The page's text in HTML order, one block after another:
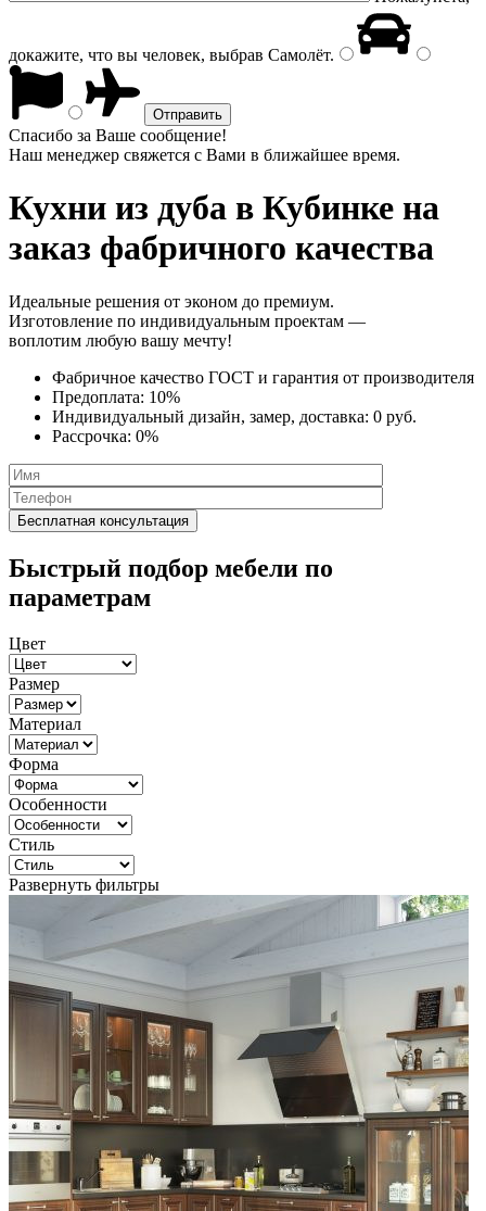
докажите, что вы человек, выбрав Самолёт.
Спасибо за Ваше сообщение!
Наш менеджер свяжется с Вами в ближайшее время.
Кухни из дуба в Кубинке на
заказ фабричного качества
Идеальные решения от эконом до премиум.
Изготовление по индивидуальным проектам —
воплотим любую вашу мечту!
Фабричное качество ГОСТ и гарантия от производителя
Предоплата: 10%
Индивидуальный дизайн, замер, доставка: 0 руб.
Рассрочка: 0%
Быстрый подбор мебели по
параметрам
Цвет
Размер
Материал
Форма
Особенности
Стиль
Развернуть фильтры